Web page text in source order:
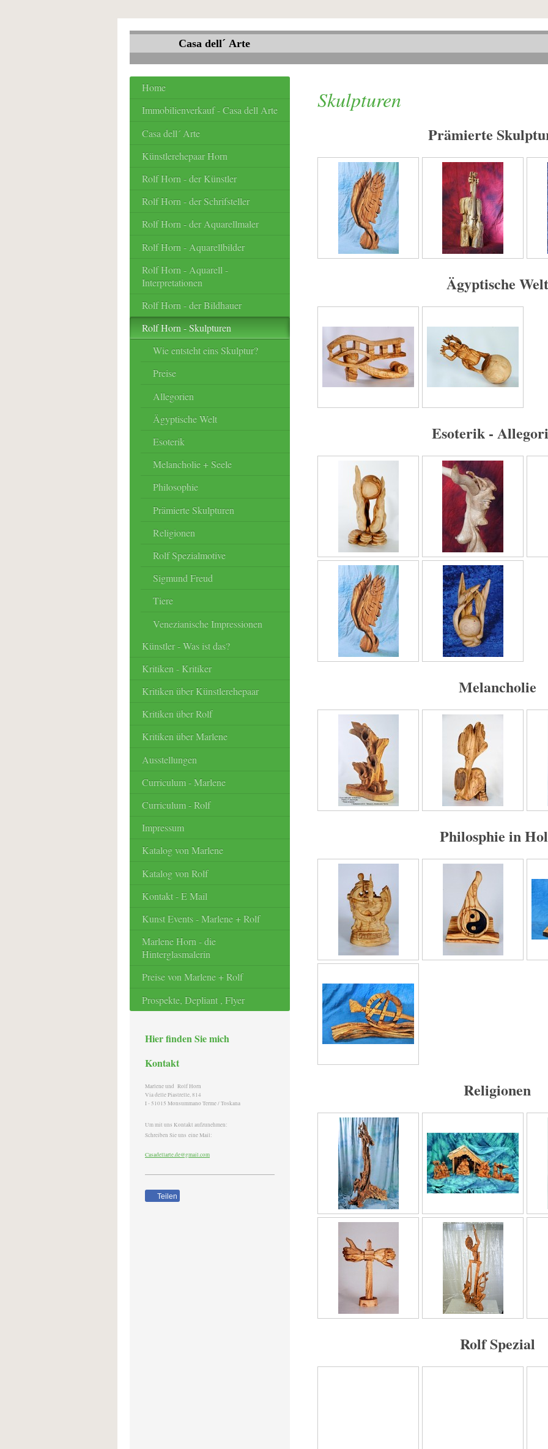
Casa dell´ Arte
Skulpturen
Prämierte
Ägyptische Welt
Esoterik -
Melancholie
Philosphie in
Religionen
Rolf Spezial
Home
Immobilienverkauf - Casa dell Arte
Casa dell´ Arte
Künstlerehepaar Horn
Rolf Horn - der Künstler
Rolf Horn - der Schrifsteller
Rolf Horn - der Aquarellmaler
Rolf Horn - Aquarellbilder
Rolf Horn - Aquarell -
Interpretationen
Rolf Horn - der Bildhauer
Rolf Horn - Skulpturen
Wie entsteht eins Skulptur?
Preise
Allegorien
Ägyptische Welt
Esoterik
Melancholie + Seele
Philosophie
Prämierte Skulpturen
Religionen
Rolf Spezialmotive
Sigmund Freud
Tiere
Venezianische Impressionen
Künstler - Was ist das?
Kritiken - Kritiker
Kritiken über Künstlerehepaar
Kritiken über Rolf
Kritiken über Marlene
Ausstellungen
Curriculum - Marlene
Curriculum - Rolf
Impressum
Katalog von Marlene
Katalog von Rolf
Kontakt - E Mail
Kunst Events - Marlene + Rolf
Marlene Horn - die
Hinterglasmalerin
Preise von Marlene + Rolf
Prospekte, Depliant , Flyer
Hier finden Sie mich
Kontakt
Marlene und Rolf Horn
Via delle Piastrelle, 814
I - 51015 Monsummano Terme / Toskana
Um mit uns Kontakt aufzunehmen:
Schreiben Sie uns eine Mail:
Casadellarte.de@gmail.com
Teilen